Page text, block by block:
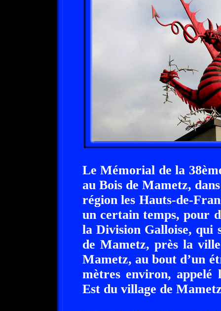
Le Mémorial de la
au Bois de Mametz,
région les Hauts-de-
un certain temps, pour
la Division Galloise, qui
de Mametz, près la
Mametz, au bout d’un
mètres environ, appelé
Est du village de